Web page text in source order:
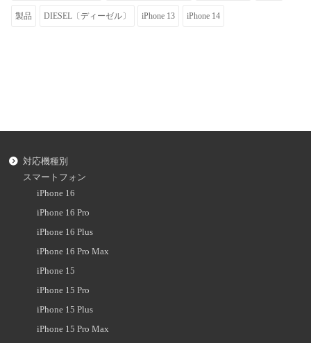
製品 DIESEL〔ディーゼル〕 iPhone 13 iPhone 14
対応機種別
スマートフォン
iPhone 16
iPhone 16 Pro
iPhone 16 Plus
iPhone 16 Pro Max
iPhone 15
iPhone 15 Pro
iPhone 15 Plus
iPhone 15 Pro Max